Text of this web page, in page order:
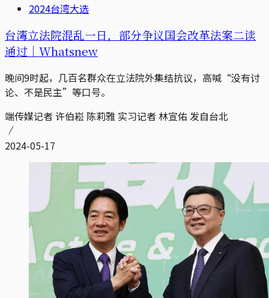
2024台湾大选
台湾立法院混乱一日，部分争议国会改革法案二读
通过｜Whatsnew
晚间9时起，几百名群众在立法院外集结抗议，高喊“没有讨
论、不是民主”等口号。
端传媒记者 许伯崧 陈莉雅 实习记者 林宣佑 发自台北
2024-05-17